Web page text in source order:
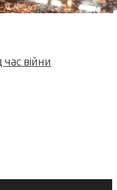
війни